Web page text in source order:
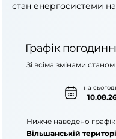
стан енергосистеми на
Графік
на
Зі всіма змінами
Нижче наведено
Вільшанській